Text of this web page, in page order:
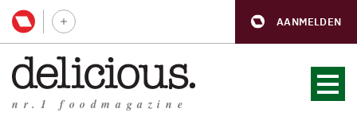
AANMELDEN
nr.1 foodmagazine